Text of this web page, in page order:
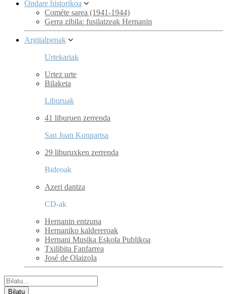
Ondare historikoa
Cométe sarea (1941-1944)
Gerra zibila: fusilatzeak Hernanin
Argitalpenak
Urtekariak
Urtez urte
Bilaketa
Liburuak
41 liburuen zerrenda
San Joan Konpartsa
29 liburuxken zerrenda
Bideoak
Azeri dantza
CD-ak
Hernanin entzuna
Hernaniko kaldereroak
Hernani Musika Eskola Publikoa
Txilibita Fanfarrea
José de Olaizola